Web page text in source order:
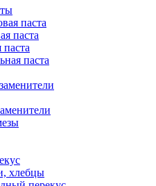
паста
паста
паста
хлебцы